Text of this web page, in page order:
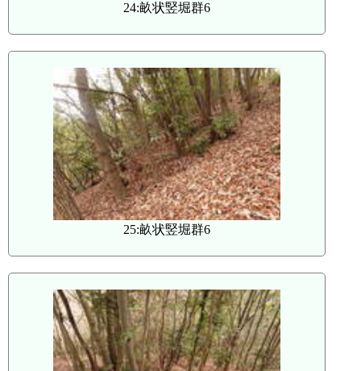
24:畝状竪堀群6
25:畝状竪堀群6